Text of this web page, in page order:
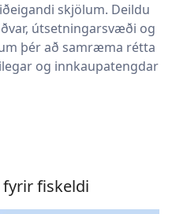
skjölum. Deildu
útsetningarsvæði og
þér að samræma rétta
og innkaupatengdar
fyrir fiskeldi